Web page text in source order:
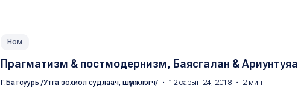
Ном
Прагматизм & постмодернизм, Баясгалан & Ариунтуяа
Г.Батсуурь /Утга зохиол судлаач, шүүмжлэгч/ ・ 12 сарын 24, 2018 ・ 2 мин